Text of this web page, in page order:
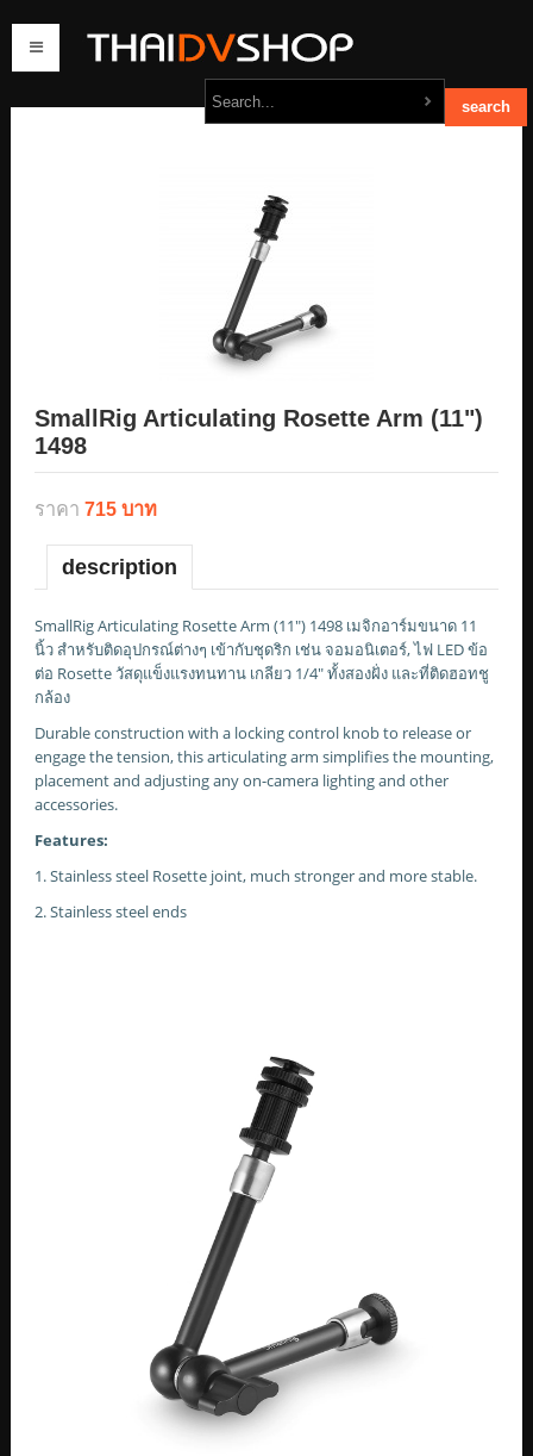
SmallRig Articulating Rosette Arm (11")
1498
ราคา 715 บาท
description
SmallRig Articulating Rosette Arm (11") 1498 เมจิกอาร์มขนาด 11
นิ้ว สำหรับติดอุปกรณ์ต่างๆ เข้ากับชุดริก เช่น จอมอนิเตอร์, ไฟ LED ข้อ
ต่อ Rosette วัสดุแข็งแรงทนทาน เกลียว 1/4" ทั้งสองฝั่ง และที่ติดฮอทชู
กล้อง
Durable construction with a locking control knob to release or
engage the tension, this articulating arm simplifies the mounting,
placement and adjusting any on-camera lighting and other
accessories.
Features:
1. Stainless steel Rosette joint, much stronger and more stable.
2. Stainless steel ends